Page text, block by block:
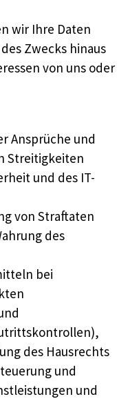
wir Ihre Daten
Zwecks hinaus
von uns oder
Ansprüche und
Streitigkeiten
und des IT-
von Straftaten
des
bei
des Hausrechts
und
und